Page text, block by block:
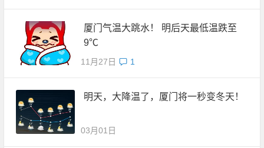
厦门气温大跳水！ 明后天最低温跌至
9℃
11月27日 1
明天，大降温了，厦门将一秒变冬天！
03月01日